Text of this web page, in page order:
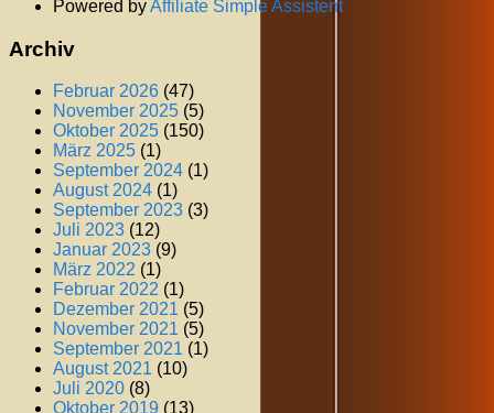
Powered byAffiliate Simple Assistent
Archiv
Februar 2026 (47)
November 2025 (5)
Oktober 2025 (150)
März 2025 (1)
September 2024 (1)
August 2024 (1)
September 2023 (3)
Juli 2023 (12)
Januar 2023 (9)
März 2022 (1)
Februar 2022 (1)
Dezember 2021 (5)
November 2021 (5)
September 2021 (1)
August 2021 (10)
Juli 2020 (8)
Oktober 2019 (13)